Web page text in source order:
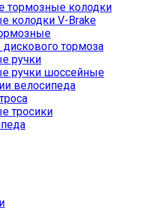
тормозные колодки
колодки V-Brake
тормоза
ручки
ручки шоссейные
велосипеда
тросики